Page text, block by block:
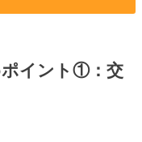
ポイント①：交